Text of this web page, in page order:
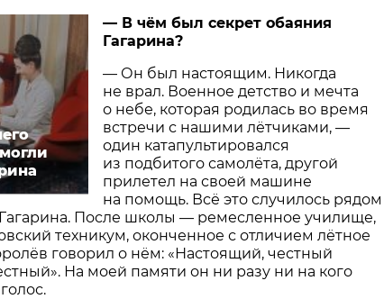
— В чём был секрет обаяния
Гагарина?
— Он был настоящим. Никогда
не врал. Военное детство и мечта
о небе, которая родилась во время
встречи с нашими лётчиками, —
один катапультировался
из подбитого самолёта, другой
прилетел на своей машине
на помощь. Всё это случилось рядом
После школы — ремесленное училище,
техникум, оконченное с отличием лётное
говорил о нём: «Настоящий, честный
На моей памяти он ни разу ни на кого